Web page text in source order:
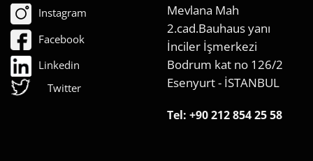
Instagram
Facebook
Linkedin
Twitter
Mevlana Mah
2.cad.Bauhaus yanı
İnciler İşmerkezi
Bodrum kat no 126/2
Esenyurt - İSTANBUL
Tel: +90 212 854 25 58